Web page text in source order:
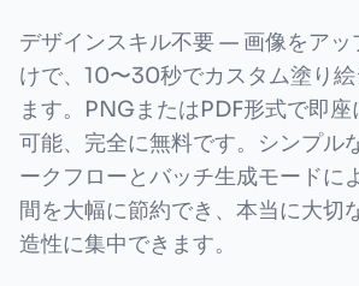
デザインスキル不要 — 画像をアッ
けで、10〜30秒でカスタム塗り
ます。PNGまたはPDF形式で即座
可能、完全に無料です。シンプル
ークフローとバッチ生成モードに
間を大幅に節約でき、本当に大切
造性に集中できます。